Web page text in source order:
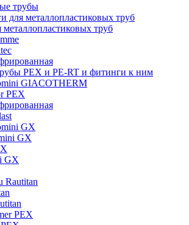
трубы
металлопластиковых труб
труб
PEX и PE-RT и фитинги к ним
GIACOTHERM
PEX
GX
GX
GX
Rautitan
PEX